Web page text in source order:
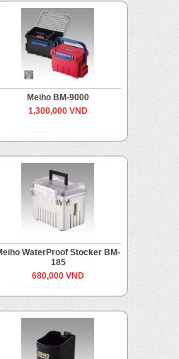
Meiho BM-9000
1,300,000 VND
WaterProof Stocker BM-
185
680,000 VND